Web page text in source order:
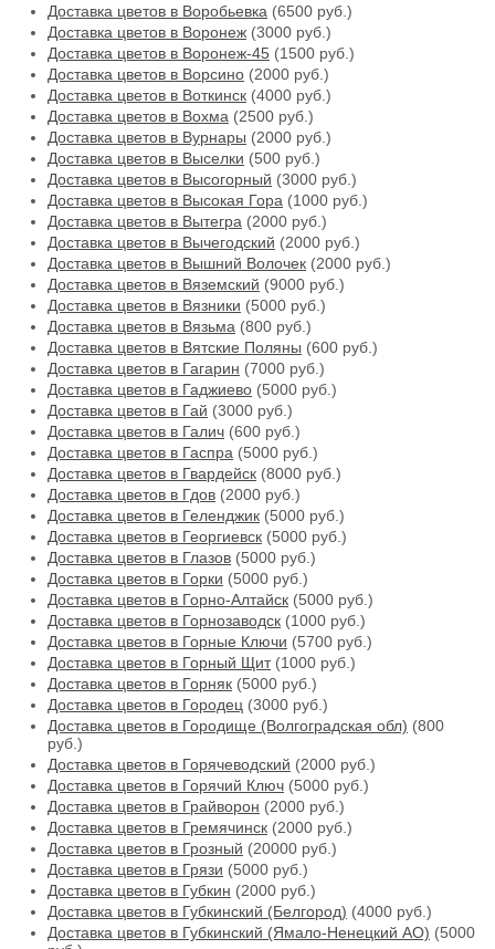
Доставка цветов в Воробьевка (6500 руб.)
Доставка цветов в Воронеж (3000 руб.)
Доставка цветов в Воронеж-45 (1500 руб.)
Доставка цветов в Ворсино (2000 руб.)
Доставка цветов в Воткинск (4000 руб.)
Доставка цветов в Вохма (2500 руб.)
Доставка цветов в Вурнары (2000 руб.)
Доставка цветов в Выселки (500 руб.)
Доставка цветов в Высогорный (3000 руб.)
Доставка цветов в Высокая Гора (1000 руб.)
Доставка цветов в Вытегра (2000 руб.)
Доставка цветов в Вычегодский (2000 руб.)
Доставка цветов в Вышний Волочек (2000 руб.)
Доставка цветов в Вяземский (9000 руб.)
Доставка цветов в Вязники (5000 руб.)
Доставка цветов в Вязьма (800 руб.)
Доставка цветов в Вятские Поляны (600 руб.)
Доставка цветов в Гагарин (7000 руб.)
Доставка цветов в Гаджиево (5000 руб.)
Доставка цветов в Гай (3000 руб.)
Доставка цветов в Галич (600 руб.)
Доставка цветов в Гаспра (5000 руб.)
Доставка цветов в Гвардейск (8000 руб.)
Доставка цветов в Гдов (2000 руб.)
Доставка цветов в Геленджик (5000 руб.)
Доставка цветов в Георгиевск (5000 руб.)
Доставка цветов в Глазов (5000 руб.)
Доставка цветов в Горки (5000 руб.)
Доставка цветов в Горно-Алтайск (5000 руб.)
Доставка цветов в Горнозаводск (1000 руб.)
Доставка цветов в Горные Ключи (5700 руб.)
Доставка цветов в Горный Щит(1000 руб.)
Доставка цветов в Горняк (5000 руб.)
Доставка цветов в Городец (3000 руб.)
Доставка цветов в Городище (Волгоградская обл) (800
руб.)
Доставка цветов в Горячеводский (2000 руб.)
Доставка цветов в Горячий Ключ (5000 руб.)
Доставка цветов в Грайворон (2000 руб.)
Доставка цветов в Гремячинск (2000 руб.)
Доставка цветов в Грозный (20000 руб.)
Доставка цветов в Грязи (5000 руб.)
Доставка цветов в Губкин (2000 руб.)
Доставка цветов в Губкинский (Белгород) (4000 руб.)
Доставка цветов в Губкинский (Ямало-Ненецкий АО) (5000